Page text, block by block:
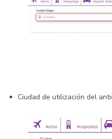
Ciudad de utilización del